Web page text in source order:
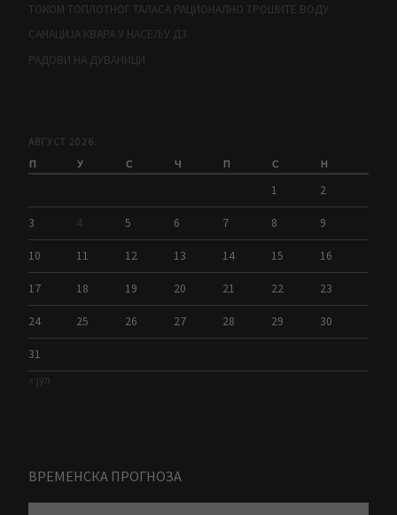
ТОКОМ ТОПЛОТНОГ ТАЛАСА РАЦИОНАЛНО ТРОШИТЕ ВОДУ
САНАЦИЈА КВАРА У НАСЕЉУ Д3
РАДОВИ НА ДУВАНИЦИ
АВГУСТ 2026.
П У С Ч П С Н
1 2
3 4 5 6 7 8 9
10 11 12 13 14 15 16
17 18 19 20 21 22 23
24 25 26 27 28 29 30
31
« јул
ВРЕМЕНСКА ПРОГНОЗА